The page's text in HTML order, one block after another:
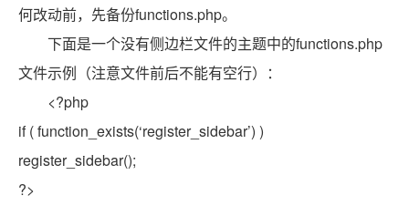
何改动前，先备份functions.php。
下面是一个没有侧边栏文件的主题中的functions.php
文件示例（注意文件前后不能有空行）：
<?php
if ( function_exists(‘register_sidebar’) )
register_sidebar();
?>